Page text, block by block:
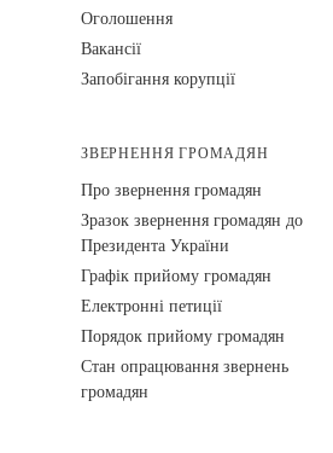
Оголошення
Вакансії
Запобігання корупції
ЗВЕРНЕННЯ ГРОМАДЯН
Про звернення громадян
Зразок звернення громадян до
Президента України
Графік прийому громадян
Електронні петиції
Порядок прийому громадян
Стан опрацювання звернень
громадян